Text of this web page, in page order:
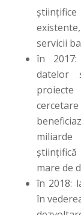
servicii
în
datelor
mare de
în 2018:
în